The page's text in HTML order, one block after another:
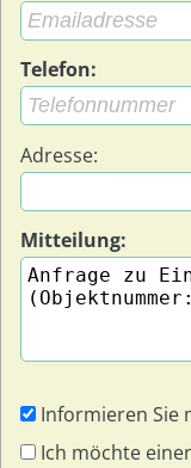
Telefon:
Adresse:
Mitteilung:
Informieren Sie
Ich möchte